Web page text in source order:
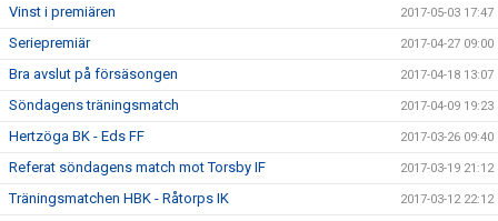
Vinst i premiären 2017-05-03 17:47
Seriepremiär 2017-04-27 09:00
Bra avslut på försäsongen 2017-04-18 13:07
Söndagens träningsmatch 2017-04-09 19:23
Hertzöga BK - Eds FF 2017-03-26 09:40
Referat söndagens match mot Torsby IF 2017-03-19 21:12
Träningsmatchen HBK - Råtorps IK 2017-03-12 22:12